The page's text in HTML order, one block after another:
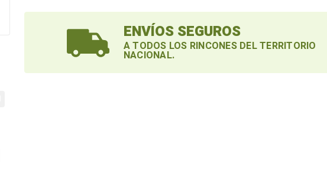
ENVÍOS SEGUROS
A TODOS LOS RINCONES DEL TERRITORIO
NACIONAL.